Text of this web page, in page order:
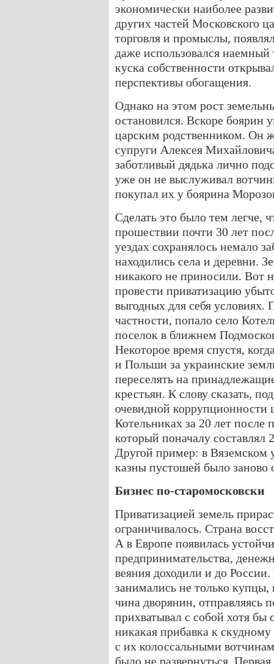
экономически наиболее
других частей Московского
торговля и промыслы,
даже использовался наемный
куска собственности
перспективы обогащения.
Однако на этом рост
остановился. Вскоре боярин
царским родственником. Он
супруги Алексея
заботливый дядька лично
уже он не выслуживал
покупал их у боярина
Сделать это было тем легче,
прошествии почти 30 лет
уездах сохранялось немало
находились села и деревни.
никакого не приносили. Вот
провести приватизацию
выгодных для себя
частности, попало село
поселок в ближнем
Некоторое время спустя,
и Польши за украинские
переселять на
крестьян. К слову сказать,
очевидной коррупционности
Котельниках за 20 лет после
который поначалу составлял
Другой пример: в Вяземском
казны пустошей было заново
Бизнес по-старомосковски
Приватизацией земель
ограничивалось. Страна
А в Европе появилась
предпринимательства,
веяния доходили и до
занимались не только
чина дворянин, отправляясь
прихватывал с собой хотя
никакая прибавка к
с их колоссальными
было не развернуться.